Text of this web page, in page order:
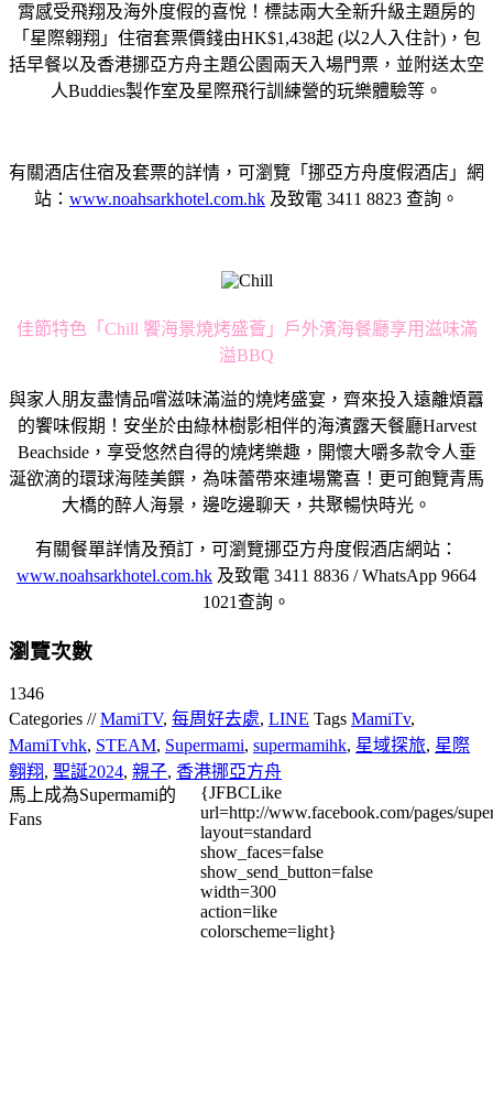
霄感受飛翔及海外度假的喜悅！標誌兩大全新升級主題房的
「星際翱翔」住宿套票價錢由HK$1,438起 (以2人入住計)，包
括早餐以及香港挪亞方舟主題公園兩天入場門票，並附送太空
人Buddies製作室及星際飛行訓練營的玩樂體驗等。
有關酒店住宿及套票的詳情，可瀏覽「挪亞方舟度假酒店」網
站： www.noahsarkhotel.com.hk 及致電 3411 8823 查詢。
佳節特色「Chill 饗海景燒烤盛薈」戶外濱海餐廳享用滋味滿
溢BBQ
與家人朋友盡情品嚐滋味滿溢的燒烤盛宴，齊來投入遠離煩囂
的饗味假期！安坐於由綠林樹影相伴的海濱露天餐廳Harvest
Beachside，享受悠然自得的燒烤樂趣，開懷大嚼多款令人垂
涎欲滴的環球海陸美饌，為味蕾帶來連場驚喜！更可飽覽青馬
大橋的醉人海景，邊吃邊聊天，共聚暢快時光。
有關餐單詳情及預訂，可瀏覽挪亞方舟度假酒店網站：
www.noahsarkhotel.com.hk 及致電 3411 8836 / WhatsApp 9664
1021查詢。
瀏覽次數
1346
Categories //MamiTV, 每周好去處, LINE Tags MamiTv,
MamiTvhk, STEAM, Supermami, supermamihk, 星域探旅, 星際
翱翔, 聖誕2024, 親子, 香港挪亞方舟
馬上成為Supermami的
Fans
{JFBCLike
url=http://www.facebook.com/pages/
layout=standard
show_faces=false
show_send_button=false
width=300
action=like
colorscheme=light}